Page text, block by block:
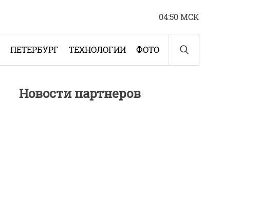
04:50 МСК
ПЕТЕРБУРГ ТЕХНОЛОГИИ ФОТО
Новости партнеров